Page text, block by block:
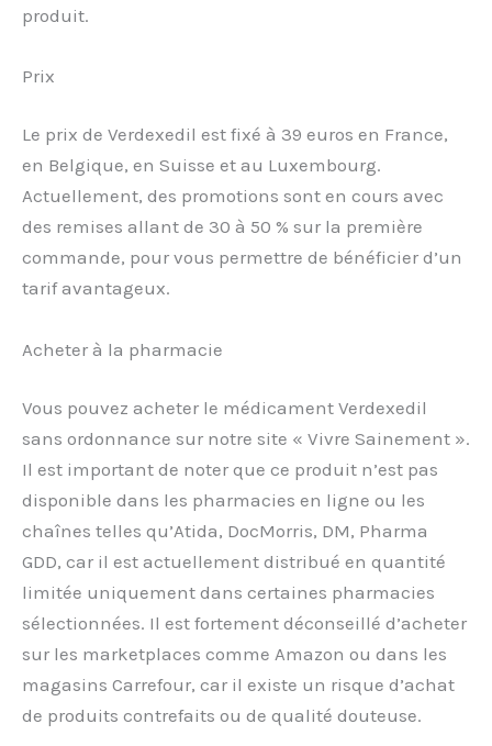
produit.
Prix
Le prix de Verdexedil est fixé à 39 euros en France,
en Belgique, en Suisse et au Luxembourg.
Actuellement, des promotions sont en cours avec
des remises allant de 30 à 50 % sur la première
commande, pour vous permettre de bénéficier d’un
tarif avantageux.
Acheter à la pharmacie
Vous pouvez acheter le médicament Verdexedil
sans ordonnance sur notre site « Vivre Sainement ».
Il est important de noter que ce produit n’est pas
disponible dans les pharmacies en ligne ou les
chaînes telles qu’Atida, DocMorris, DM, Pharma
GDD, car il est actuellement distribué en quantité
limitée uniquement dans certaines pharmacies
sélectionnées. Il est fortement déconseillé d’acheter
sur les marketplaces comme Amazon ou dans les
magasins Carrefour, car il existe un risque d’achat
de produits contrefaits ou de qualité douteuse.